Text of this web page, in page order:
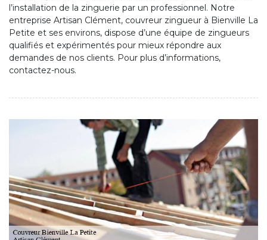
l’installation de la zinguerie par un professionnel. Notre
entreprise Artisan Clément, couvreur zingueur à Bienville La
Petite et ses environs, dispose d’une équipe de zingueurs
qualifiés et expérimentés pour mieux répondre aux
demandes de nos clients. Pour plus d’informations,
contactez-nous.